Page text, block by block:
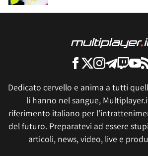
Dedicato cervello e anima a tutti
li hanno nel sangue,
riferimento italiano per
del futuro. Preparatevi ad essere
articoli, news, video, live e